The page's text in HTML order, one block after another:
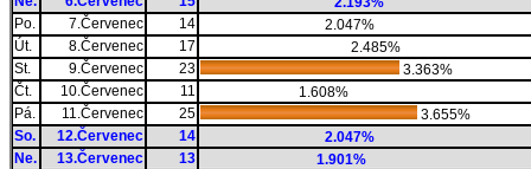
Po.
7.Červenec 14
2.047%
Út.
8.Červenec 17
2.485%
St.
9.Červenec 23
3.363%
Čt.
10.Červenec 11
1.608%
Pá.
11.Červenec 25
3.655%
So.
12.Červenec 14
2.047%
Ne.
13.Červenec 13
1.901%